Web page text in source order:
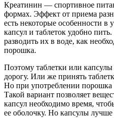
Креатинин — спортивное
формах. Эффект от приема
есть некоторые особенности в
капсул и таблеток удобно
разводить их в воде, как
порошка.
Поэтому таблетки или капсулы
дорогу. Или же принять
Но при употреблении
Такой вариант позволяет
капсул необходимо время,
ее оболочку. Но капсулы лучше